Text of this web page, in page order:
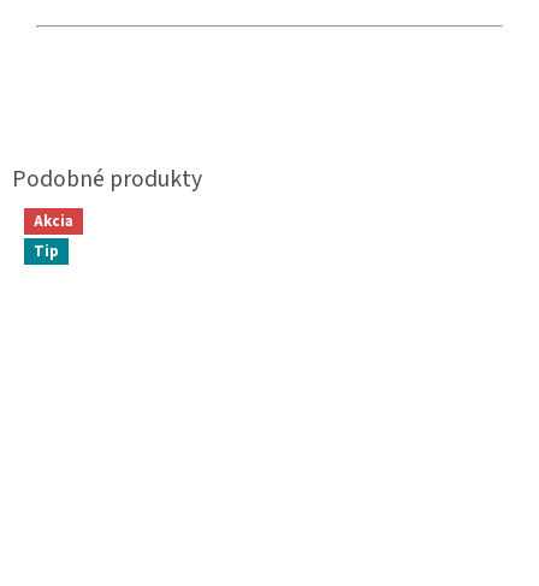
Akcia
Tip